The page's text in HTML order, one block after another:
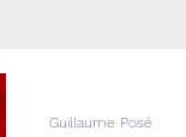
Guillaume Posé